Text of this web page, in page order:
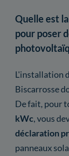
Quelle est
pour poser
L'installation
Biscarrosse
De fait, pour
kWc, vous
déclaration
panneaux